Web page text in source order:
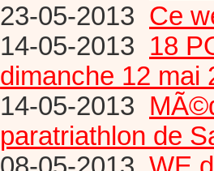
23-05-2013 Ce
14-05-2013 18
dimanche 12 mai
14-05-2013
paratriathlon de